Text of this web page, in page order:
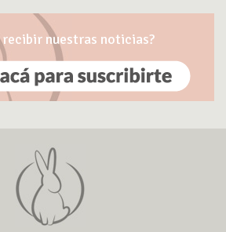
recibir nuestras noticias?